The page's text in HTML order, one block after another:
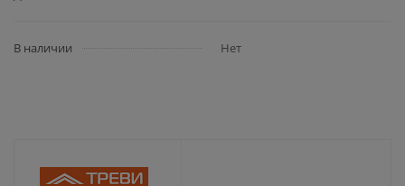
В наличии Нет